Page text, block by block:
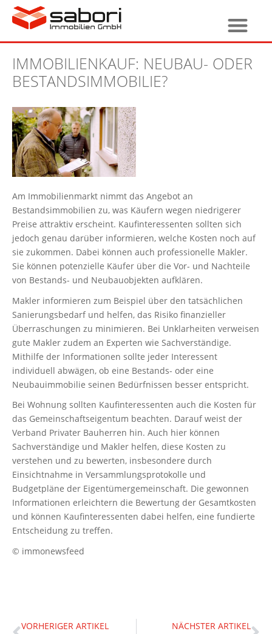
IMMOBILIENKAUF: NEUBAU- ODER
BESTANDSIMMOBILIE?
Am Immobilienmarkt nimmt das Angebot an
Bestandsimmobilien zu, was Käufern wegen niedrigerer
Preise attraktiv erscheint. Kaufinteressenten sollten sich
jedoch genau darüber informieren, welche Kosten noch auf
sie zukommen. Dabei können auch professionelle Makler.
Sie können potenzielle Käufer über die Vor- und Nachteile
von Bestands- und Neubauobjekten aufklären.
Makler informieren zum Beispiel über den tatsächlichen
Sanierungsbedarf und helfen, das Risiko finanzieller
Überraschungen zu minimieren. Bei Unklarheiten verweisen
gute Makler zudem an Experten wie Sachverständige.
Mithilfe der Informationen sollte jeder Interessent
individuell abwägen, ob eine Bestands- oder eine
Neubauimmobilie seinen Bedürfnissen besser entspricht.
Bei Wohnung sollten Kaufinteressenten auch die Kosten für
das Gemeinschaftseigentum beachten. Darauf weist der
Verband Privater Bauherren hin. Auch hier können
Sachverständige und Makler helfen, diese Kosten zu
verstehen und zu bewerten, insbesondere durch
Einsichtnahme in Versammlungsprotokolle und
Budgetpläne der Eigentümergemeinschaft. Die gewonnen
Informationen erleichtern die Bewertung der Gesamtkosten
und können Kaufinteressenten dabei helfen, eine fundierte
Entscheidung zu treffen.
© immonewsfeed
VORHERIGER ARTIKEL NÄCHSTER ARTIKEL